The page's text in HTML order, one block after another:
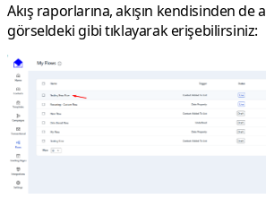
Akış raporlarına, akışın kendisinden de
görseldeki gibi tıklayarak erişebilirsiniz: